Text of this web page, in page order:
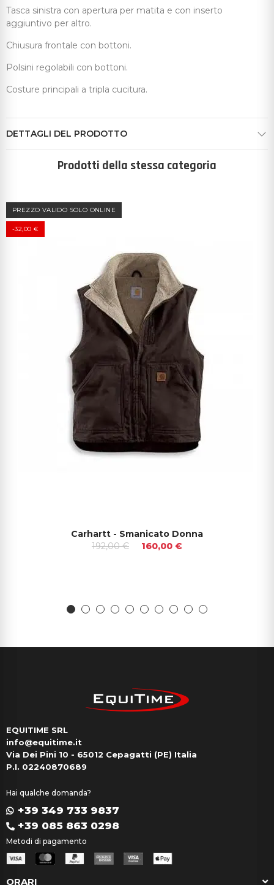
Tasca sinistra con apertura per matita e con inserto
aggiuntivo per altro.
Chiusura frontale con bottoni.
Polsini regolabili con bottoni.
Costure principali a tripla cucitura.
DETTAGLI DEL PRODOTTO
Prodotti della stessa categoria
PREZZO VALIDO SOLO ONLINE
-32,00 €
Carhartt - Smanicato Donna
192,00 €
160,00 €
EQUITIME SRL
info@equitime.it
Via Dei Pini 10 - 65012 Cepagatti (PE) Italia
P.I. 02240870689
Hai qualche domanda?
+39 349 733 9837
+39 085 863 0298
Metodi di pagamento
ORARI